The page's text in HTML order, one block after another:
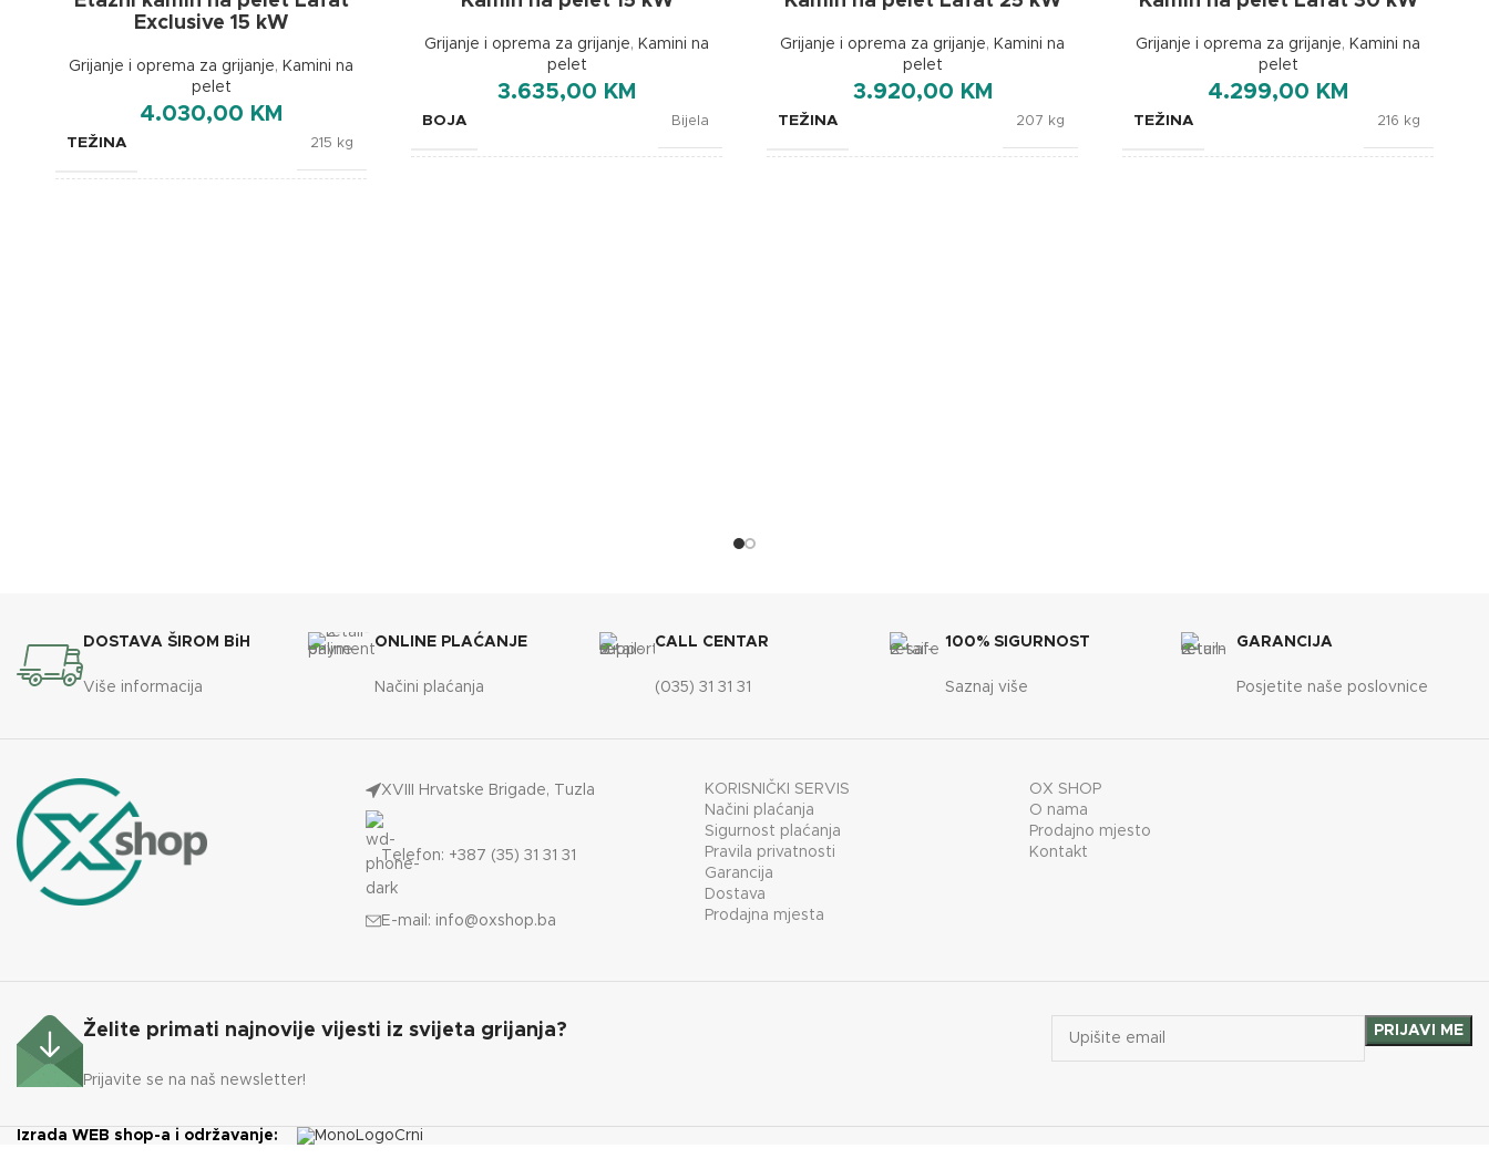
Exclusive 15 kW
Grijanje i oprema za grijanje, Kamini na
pelet
4.030,00 KM
TEŽINA 215 kg
Grijanje i oprema za grijanje, Kamini na
pelet
3.635,00 KM
BOJA Bijela
Grijanje i oprema za grijanje, Kamini na
pelet
3.920,00 KM
TEŽINA 207 kg
Grijanje i oprema za grijanje, Kamini na
pelet
4.299,00 KM
TEŽINA 216 kg
DOSTAVA ŠIROM BiH
Više informacija
ONLINE PLAĆANJE
Načini plaćanja
CALL CENTAR
(035) 31 31 31
100% SIGURNOST
Saznaj više
GARANCIJA
Posjetite naše poslovnice
XVIII Hrvatske Brigade, Tuzla
Telefon: +387 (35) 31 31 31
E-mail: info@oxshop.ba
KORISNIČKI SERVIS
Načini plaćanja
Sigurnost plaćanja
Pravila privatnosti
Garancija
Dostava
Prodajna mjesta
OX SHOP
O nama
Prodajno mjesto
Kontakt
Želite primati najnovije vijesti iz svijeta grijanja?
Prijavite se na naš newsletter!
Izrada WEB shop-a i održavanje: